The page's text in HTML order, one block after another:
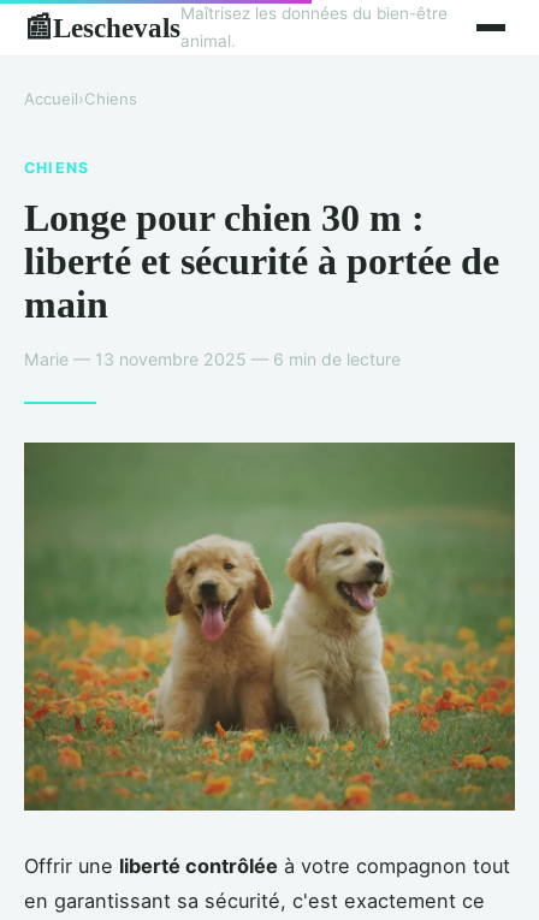
📰LeschevalsMaîtrisez les données du bien-être
animal.
Accueil›Chiens
CHIENS
Longe pour chien 30 m :
liberté et sécurité à portée de
main
Marie — 13 novembre 2025 — 6 min de lecture
Offrir une liberté contrôlée à votre compagnon tout
en garantissant sa sécurité, c'est exactement ce